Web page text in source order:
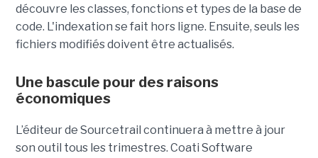
découvre les classes, fonctions et types de la base de
code. L'indexation se fait hors ligne. Ensuite, seuls les
fichiers modifiés doivent être actualisés.
Une bascule pour des raisons
économiques
L’éditeur de Sourcetrail continuera à mettre à jour
son outil tous les trimestres. Coati Software